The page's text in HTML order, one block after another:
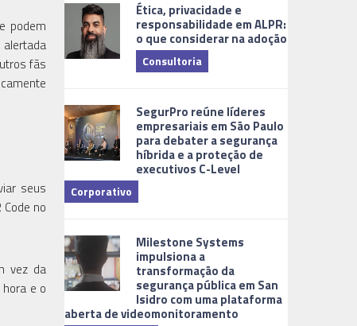
podem
fãs
seus
no
vez da
e o
Ética, privacidade e
responsabilidade em ALPR:
o que considerar na adoção
Consultoria
SegurPro reúne líderes
empresariais em São Paulo
para debater a segurança
híbrida e a proteção de
executivos C-Level
Corporativo
Milestone Systems
impulsiona a
transformação da
segurança pública em San
Isidro com uma plataforma
aberta de videomonitoramento